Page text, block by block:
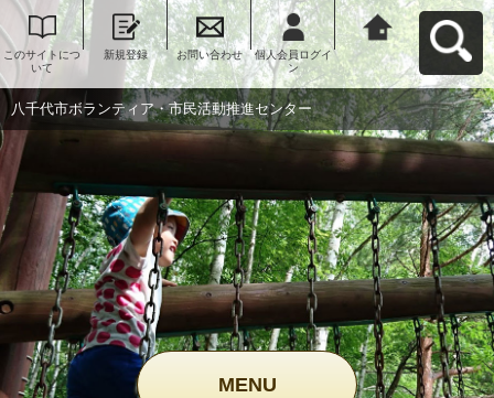
このサイトにつ
いて
新規登録 お問い合わせ
個人会員ログイ
ン
八千代市ボラン
ティア・市民活
動推進センター
へ戻る
八千代市ボランティア・市民活動推進センター
MENU